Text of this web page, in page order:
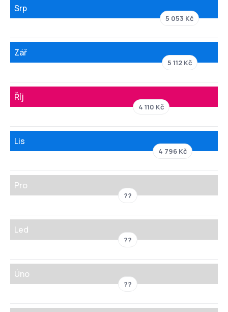
Srp
5 053 Kč
Zář
5 112 Kč
Říj
4 110 Kč
Lis
4 796 Kč
Pro
??
Led
??
Úno
??